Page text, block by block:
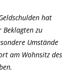
hat
zu
Umstände
am Wohnsitz des